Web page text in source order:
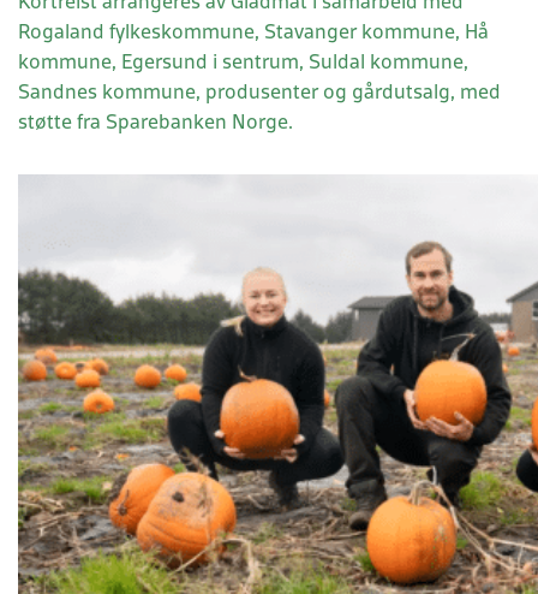
Rogaland fylkeskommune, Stavanger kommune, Hå
kommune, Egersund i sentrum, Suldal kommune,
Sandnes kommune, produsenter og gårdutsalg, med
støtte fra Sparebanken Norge.